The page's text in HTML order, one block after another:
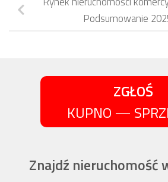
Podsumowanie
ZGŁOŚ
KUPNO —
Znajdź nieruchomość